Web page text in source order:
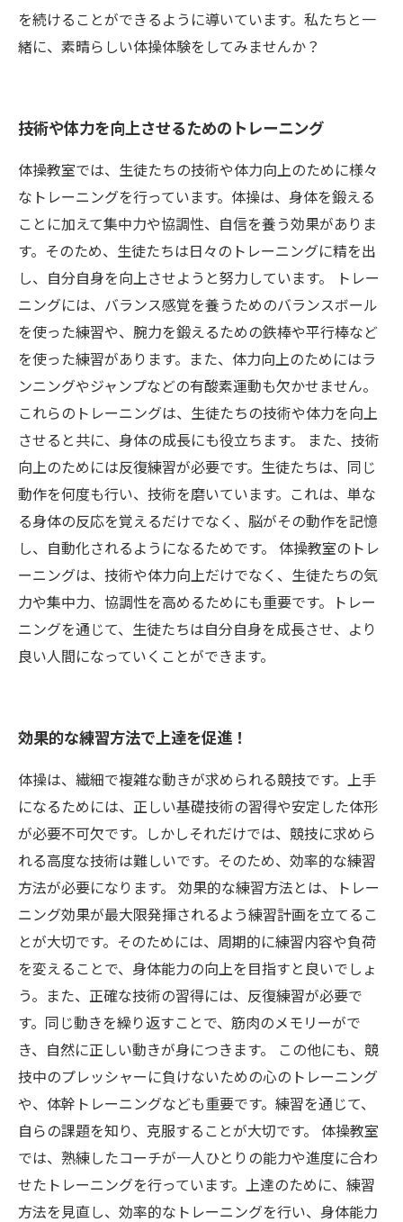
を続けることができるように導いています。私たちと一
緒に、素晴らしい体操体験をしてみませんか？
技術や体力を向上させるためのトレーニング
体操教室では、生徒たちの技術や体力向上のために様々
なトレーニングを行っています。体操は、身体を鍛える
ことに加えて集中力や協調性、自信を養う効果がありま
す。そのため、生徒たちは日々のトレーニングに精を出
し、自分自身を向上させようと努力しています。 トレー
ニングには、バランス感覚を養うためのバランスボール
を使った練習や、腕力を鍛えるための鉄棒や平行棒など
を使った練習があります。また、体力向上のためにはラ
ンニングやジャンプなどの有酸素運動も欠かせません。
これらのトレーニングは、生徒たちの技術や体力を向上
させると共に、身体の成長にも役立ちます。 また、技術
向上のためには反復練習が必要です。生徒たちは、同じ
動作を何度も行い、技術を磨いています。これは、単な
る身体の反応を覚えるだけでなく、脳がその動作を記憶
し、自動化されるようになるためです。 体操教室のトレ
ーニングは、技術や体力向上だけでなく、生徒たちの気
力や集中力、協調性を高めるためにも重要です。トレー
ニングを通じて、生徒たちは自分自身を成長させ、より
良い人間になっていくことができます。
効果的な練習方法で上達を促進！
体操は、繊細で複雑な動きが求められる競技です。上手
になるためには、正しい基礎技術の習得や安定した体形
が必要不可欠です。しかしそれだけでは、競技に求めら
れる高度な技術は難しいです。そのため、効率的な練習
方法が必要になります。 効果的な練習方法とは、トレー
ニング効果が最大限発揮されるよう練習計画を立てるこ
とが大切です。そのためには、周期的に練習内容や負荷
を変えることで、身体能力の向上を目指すと良いでしょ
う。また、正確な技術の習得には、反復練習が必要で
す。同じ動きを繰り返すことで、筋肉のメモリーがで
き、自然に正しい動きが身につきます。 この他にも、競
技中のプレッシャーに負けないための心のトレーニング
や、体幹トレーニングなども重要です。練習を通じて、
自らの課題を知り、克服することが大切です。 体操教室
では、熟練したコーチが一人ひとりの能力や進度に合わ
せたトレーニングを行っています。上達のために、練習
方法を見直し、効率的なトレーニングを行い、身体能力